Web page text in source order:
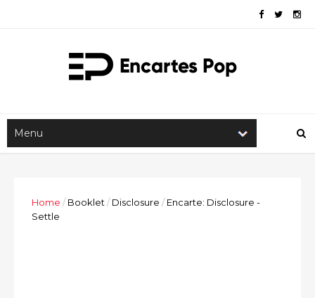
Home / Booklet / Disclosure / Encarte: Disclosure -
Settle